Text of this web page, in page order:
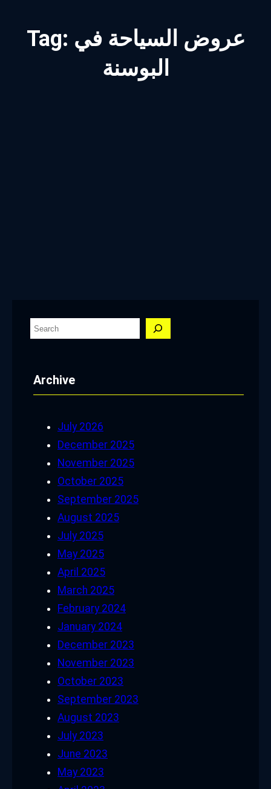
Tag: عروض السياحة في
البوسنة
S
rArchive
July 2026
December 2025
November 2025
October 2025
September 2025
August 2025
July 2025
May 2025
April 2025
March 2025
February 2024
January 2024
December 2023
November 2023
October 2023
September 2023
August 2023
July 2023
June 2023
May 2023